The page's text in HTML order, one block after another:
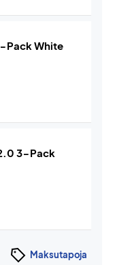
Pack White
3-Pack
Maksutapoja